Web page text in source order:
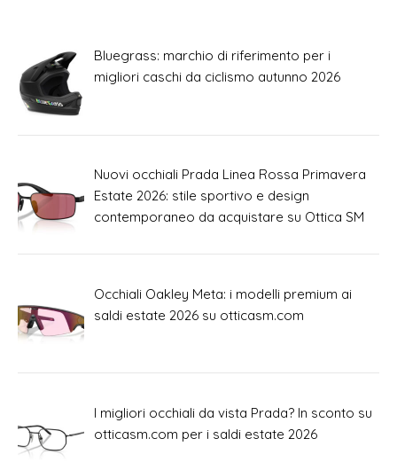
Bluegrass: marchio di riferimento per i
migliori caschi da ciclismo autunno 2026
Nuovi occhiali Prada Linea Rossa Primavera
Estate 2026: stile sportivo e design
contemporaneo da acquistare su Ottica SM
Occhiali Oakley Meta: i modelli premium ai
saldi estate 2026 su otticasm.com
I migliori occhiali da vista Prada? In sconto su
otticasm.com per i saldi estate 2026